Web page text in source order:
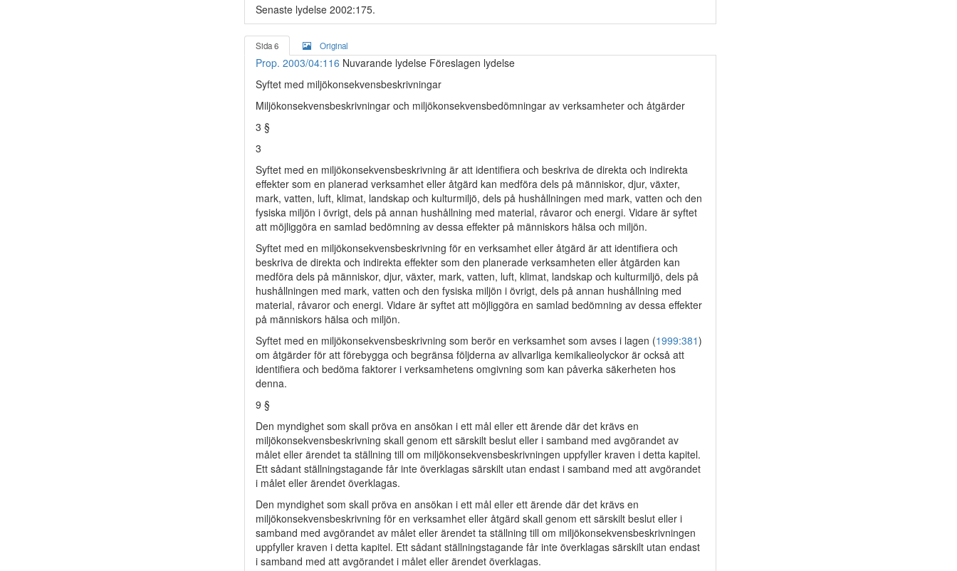
Senaste lydelse 2002:175.
Sida 6 Original
Prop. 2003/04:116 Nuvarande lydelse Föreslagen lydelse
Syftet med miljökonsekvensbeskrivningar
Miljökonsekvensbeskrivningar och miljökonsekvensbedömningar av verksamheter och åtgärder
3 §
3
Syftet med en miljökonsekvensbeskrivning är att identifiera och beskriva de direkta och indirekta
effekter som en planerad verksamhet eller åtgärd kan medföra dels på människor, djur, växter,
mark, vatten, luft, klimat, landskap och kulturmiljö, dels på hushållningen med mark, vatten och den
fysiska miljön i övrigt, dels på annan hushållning med material, råvaror och energi. Vidare är syftet
att möjliggöra en samlad bedömning av dessa effekter på människors hälsa och miljön.
Syftet med en miljökonsekvensbeskrivning för en verksamhet eller åtgärd är att identifiera och
beskriva de direkta och indirekta effekter som den planerade verksamheten eller åtgärden kan
medföra dels på människor, djur, växter, mark, vatten, luft, klimat, landskap och kulturmiljö, dels på
hushållningen med mark, vatten och den fysiska miljön i övrigt, dels på annan hushållning med
material, råvaror och energi. Vidare är syftet att möjliggöra en samlad bedömning av dessa effekter
på människors hälsa och miljön.
Syftet med en miljökonsekvensbeskrivning som berör en verksamhet som avses i lagen (1999:381)
om åtgärder för att förebygga och begränsa följderna av allvarliga kemikalieolyckor är också att
identifiera och bedöma faktorer i verksamhetens omgivning som kan påverka säkerheten hos
denna.
9 §
Den myndighet som skall pröva en ansökan i ett mål eller ett ärende där det krävs en
miljökonsekvensbeskrivning skall genom ett särskilt beslut eller i samband med avgörandet av
målet eller ärendet ta ställning till om miljökonsekvensbeskrivningen uppfyller kraven i detta kapitel.
Ett sådant ställningstagande får inte överklagas särskilt utan endast i samband med att avgörandet
i målet eller ärendet överklagas.
Den myndighet som skall pröva en ansökan i ett mål eller ett ärende där det krävs en
miljökonsekvensbeskrivning för en verksamhet eller åtgärd skall genom ett särskilt beslut eller i
samband med avgörandet av målet eller ärendet ta ställning till om miljökonsekvensbeskrivningen
uppfyller kraven i detta kapitel. Ett sådant ställningstagande får inte överklagas särskilt utan endast
i samband med att avgörandet i målet eller ärendet överklagas.